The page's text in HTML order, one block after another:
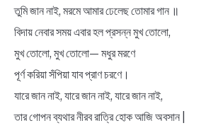
তুমি জান নাই, মরমে আমার ঢেলেছ তোমার গান ॥
বিদায় নেবার সময় এবার হল প্রসন্ন মুখ তোলো,
মুখ তোলো, মুখ তোলো— মধুর মরণে
পূর্ণ করিয়া সঁপিয়া যাব প্রাণ চরণে।
যারে জান নাই, যারে জান নাই, যারে জান নাই,
তার গোপন ব্যথার নীরব রাত্রি হোক আজি অবসান |